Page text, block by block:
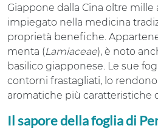
Giappone dalla Cina oltre
impiegato nella medicina
proprietà benefiche.
menta (Lamiaceae), è noto
basilico giapponese. Le sue
contorni frastagliati, lo
aromatiche più caratteristiche
Il sapore della foglia di